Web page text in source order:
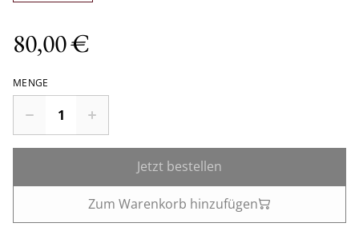
80,00 €
MENGE
Jetzt bestellen
Zum Warenkorb hinzufügen